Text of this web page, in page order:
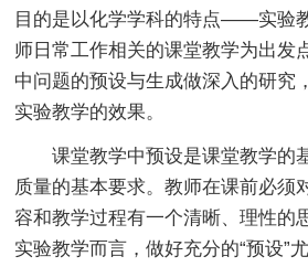
目的是以化学学科的特点——实验
师日常工作相关的课堂教学为出发
中问题的预设与生成做深入的研究
实验教学的效果。
课堂教学中预设是课堂教学的
质量的基本要求。教师在课前必须
容和教学过程有一个清晰、理性的
实验教学而言，做好充分的“预设”